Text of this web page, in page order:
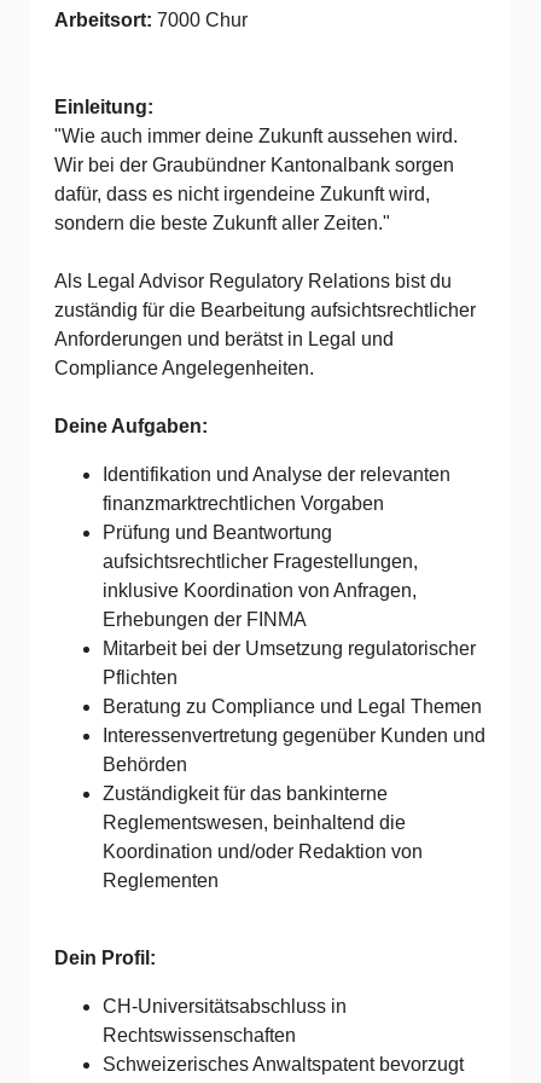
Arbeitsort: 7000 Chur
Einleitung:
"Wie auch immer deine Zukunft aussehen wird.
Wir bei der Graubündner Kantonalbank sorgen
dafür, dass es nicht irgendeine Zukunft wird,
sondern die beste Zukunft aller Zeiten."
Als Legal Advisor Regulatory Relations bist du
zuständig für die Bearbeitung aufsichtsrechtlicher
Anforderungen und berätst in Legal und
Compliance Angelegenheiten.
Deine Aufgaben:
Identifikation und Analyse der relevanten
finanzmarktrechtlichen Vorgaben
Prüfung und Beantwortung
aufsichtsrechtlicher Fragestellungen,
inklusive Koordination von Anfragen,
Erhebungen der FINMA
Mitarbeit bei der Umsetzung regulatorischer
Pflichten
Beratung zu Compliance und Legal Themen
Interessenvertretung gegenüber Kunden und
Behörden
Zuständigkeit für das bankinterne
Reglementswesen, beinhaltend die
Koordination und/oder Redaktion von
Reglementen
Dein Profil:
CH-Universitätsabschluss in
Rechtswissenschaften
Schweizerisches Anwaltspatent bevorzugt